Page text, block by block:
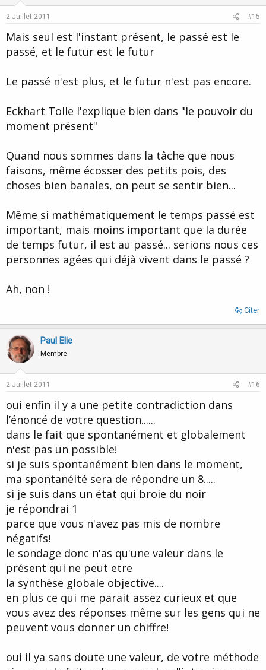
2 Juillet 2011 #15
Mais seul est l'instant présent, le passé est le
passé, et le futur est le futur
Le passé n'est plus, et le futur n'est pas encore.
Eckhart Tolle l'explique bien dans "le pouvoir du
moment présent"
Quand nous sommes dans la tâche que nous
faisons, même écosser des petits pois, des
choses bien banales, on peut se sentir bien...
Même si mathématiquement le temps passé est
important, mais moins important que la durée
de temps futur, il est au passé... serions nous ces
personnes agées qui déjà vivent dans le passé ?
Ah, non !
Citer
Paul Elie
Membre
2 Juillet 2011 #16
oui enfin il y a une petite contradiction dans
l’énoncé de votre question......
dans le fait que spontanément et globalement
n'est pas un possible!
si je suis spontanément bien dans le moment,
ma spontanéité sera de répondre un 8.....
si je suis dans un état qui broie du noir
je répondrai 1
parce que vous n'avez pas mis de nombre
négatifs!
le sondage donc n'as qu'une valeur dans le
présent qui ne peut etre
la synthèse globale objective....
en plus ce qui me parait assez curieux et que
vous avez des réponses même sur les gens qui ne
peuvent vous donner un chiffre!
oui il ya sans doute une valeur, de votre méthode